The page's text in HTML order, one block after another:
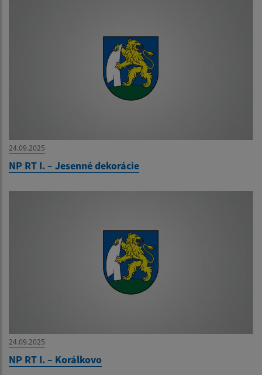
24.09.2025
NP RT I. – Jesenné dekorácie
24.09.2025
NP RT I. – Korálkovo